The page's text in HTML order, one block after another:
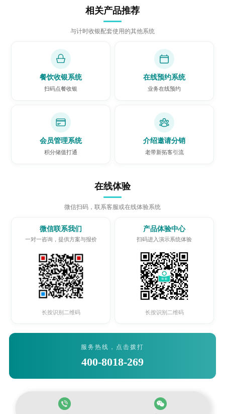
相关产品推荐
与计时收银配套使用的其他系统
餐饮收银系统
扫码点餐收银
在线预约系统
业务在线预约
会员管理系统
积分储值打通
介绍邀请分销
老带新拓客引流
在线体验
微信扫码，联系客服或在线体验系统
微信联系我们
一对一咨询，提供方案与报价
长按识别二维码
产品体验中心
扫码进入演示系统体验
长按识别二维码
服务热线，点击拨打
400-8018-269